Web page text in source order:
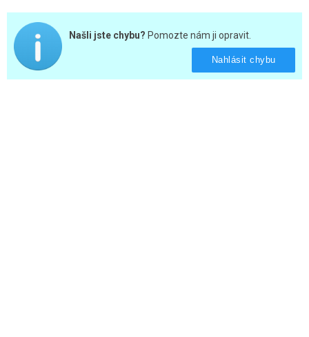
Našli jste chybu? Pomozte nám ji opravit.
Nahlásit chybu